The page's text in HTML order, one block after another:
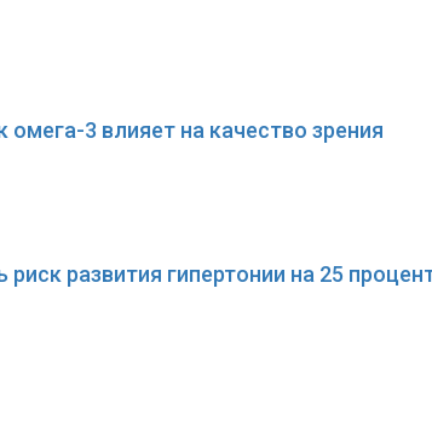
3 влияет на качество зрения
развития гипертонии на 25